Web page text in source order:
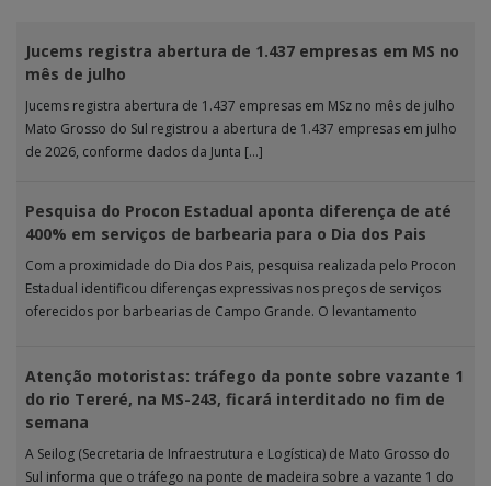
Jucems registra abertura de 1.437 empresas em MS no
mês de julho
Jucems registra abertura de 1.437 empresas em MSz no mês de julho
Mato Grosso do Sul registrou a abertura de 1.437 empresas em julho
de 2026, conforme dados da Junta […]
Pesquisa do Procon Estadual aponta diferença de até
400% em serviços de barbearia para o Dia dos Pais
Com a proximidade do Dia dos Pais, pesquisa realizada pelo Procon
Estadual identificou diferenças expressivas nos preços de serviços
oferecidos por barbearias de Campo Grande. O levantamento
Atenção motoristas: tráfego da ponte sobre vazante 1
do rio Tereré, na MS-243, ficará interditado no fim de
semana
A Seilog (Secretaria de Infraestrutura e Logística) de Mato Grosso do
Sul informa que o tráfego na ponte de madeira sobre a vazante 1 do